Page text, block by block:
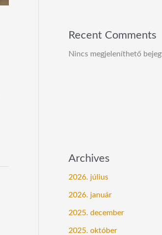
Recent Comments
Nincs megjeleníthető
Archives
2026. július
2026. január
2025. december
2025. október